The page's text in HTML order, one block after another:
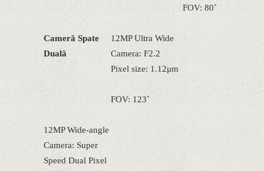
FOV: 80˚
Cameră Spate
Duală
12MP Ultra Wide
Camera: F2.2
Pixel size: 1.12μm
FOV: 123˚
12MP Wide-angle
Camera: Super
Speed Dual Pixel